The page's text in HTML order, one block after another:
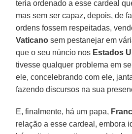
teria ordenado a esse cardeal
mas sem ser capaz, depois, de
ordens fossem respeitadas,
Vaticano sem pestanejar em
que o seu núncio nos Estados
tivesse qualquer problema em
ele, concelebrando com ele,
fazendo discursos na sua
E, finalmente, há um papa,
relação a esse cardeal, embora